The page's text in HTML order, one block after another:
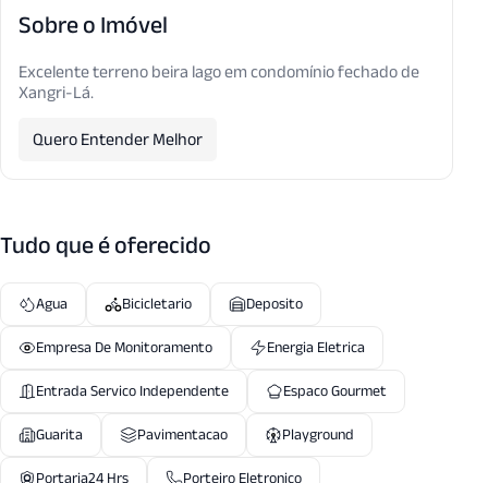
Sobre o Imóvel
Excelente terreno beira lago em condomínio fechado de
Xangri-Lá.
Quero Entender Melhor
Tudo que é oferecido
Agua Bicicletario
Deposito
Empresa De Monitoramento
Energia Eletrica
Entrada Servico Independente
Espaco Gourmet
Guarita
Pavimentacao
Playground